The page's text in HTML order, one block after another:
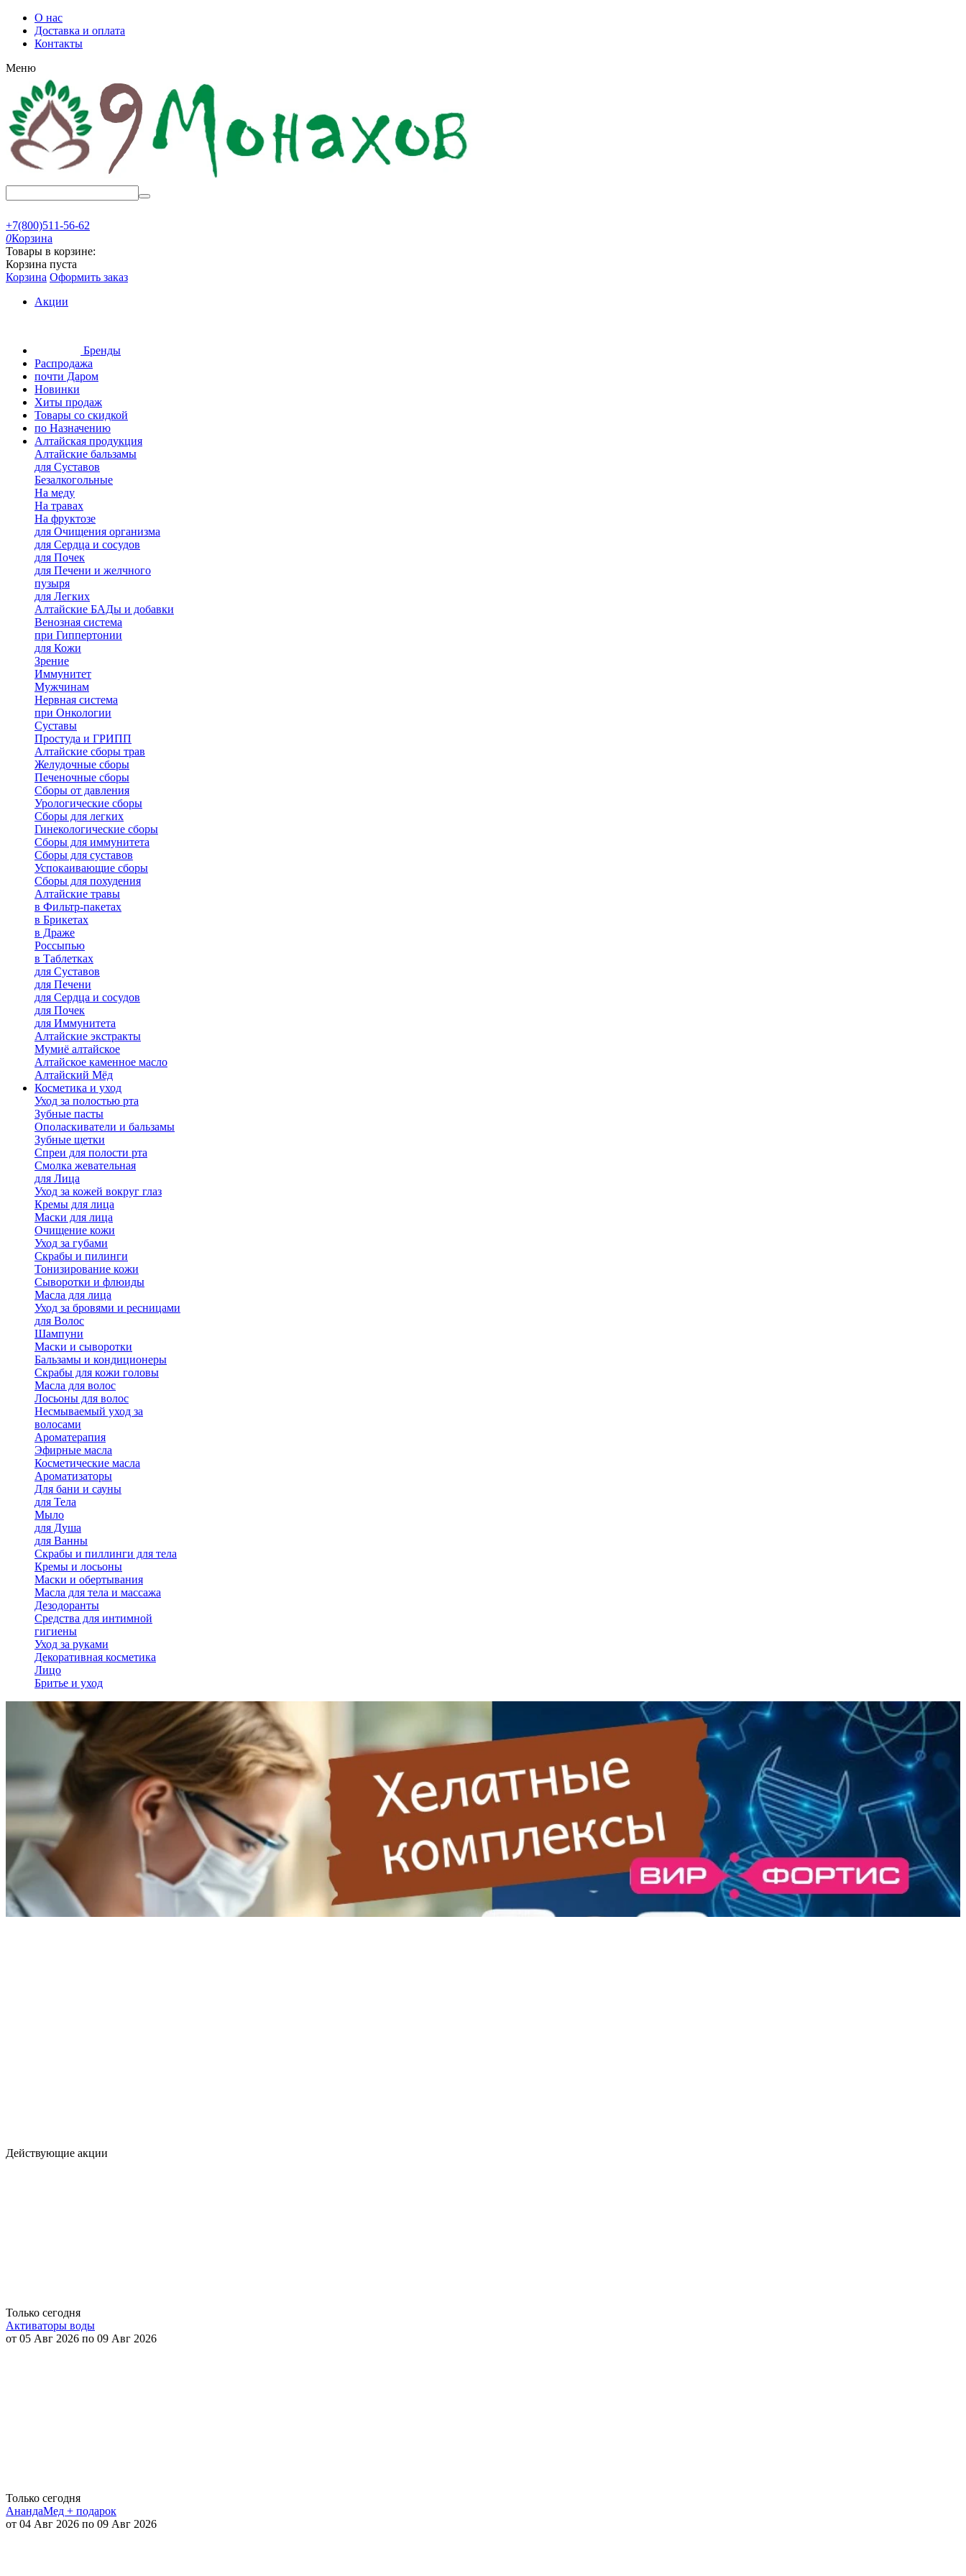
О нас
Доставка и оплата
Контакты
Меню
+7(800)511-56-62
0Корзина
Товары в корзине:
Корзина пуста
Корзина Оформить заказ
Акции
Бренды
Распродажа
почти Даром
Новинки
Хиты продаж
Товары со скидкой
по Назначению
Алтайская продукция
Алтайские бальзамы
для Суставов
Безалкогольные
На меду
На травах
На фруктозе
для Очищения организма
для Сердца и сосудов
для Почек
для Печени и желчного
пузыря
для Легких
Алтайские БАДы и добавки
Венозная система
при Гиппертонии
для Кожи
Зрение
Иммунитет
Мужчинам
Нервная система
при Онкологии
Суставы
Простуда и ГРИПП
Алтайские сборы трав
Желудочные сборы
Печеночные сборы
Сборы от давления
Урологические сборы
Сборы для легких
Гинекологические сборы
Сборы для иммунитета
Сборы для суставов
Успокаивающие сборы
Сборы для похудения
Алтайские травы
в Фильтр-пакетах
в Брикетах
в Драже
Россыпью
в Таблетках
для Cуставов
для Печени
для Сердца и сосудов
для Почек
для Иммунитета
Алтайские экстракты
Мумиё алтайское
Алтайское каменное масло
Алтайский Мёд
Косметика и уход
Уход за полостью рта
Зубные пасты
Ополаскиватели и бальзамы
Зубные щетки
Спреи для полости рта
Смолка жевательная
для Лица
Уход за кожей вокруг глаз
Кремы для лица
Маски для лица
Очищение кожи
Уход за губами
Скрабы и пилинги
Тонизирование кожи
Сыворотки и флюиды
Масла для лица
Уход за бровями и ресницами
для Волос
Шампуни
Маски и сыворотки
Бальзамы и кондиционеры
Скрабы для кожи головы
Масла для волос
Лосьоны для волос
Несмываемый уход за
волосами
Ароматерапия
Эфирные масла
Косметические масла
Ароматизаторы
Для бани и сауны
для Тела
Мыло
для Душа
для Ванны
Скрабы и пиллинги для тела
Кремы и лосьоны
Маски и обертывания
Масла для тела и массажа
Дезодоранты
Средства для интимной
гигиены
Уход за руками
Декоративная косметика
Лицо
Бритье и уход
Действующие акции
Только сегодня
Активаторы воды
от 05 Авг 2026 по 09 Авг 2026
Только сегодня
АнандаМед + подарок
от 04 Авг 2026 по 09 Авг 2026